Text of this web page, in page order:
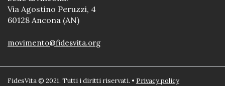
Via Agostino Peruzzi, 4
60128 Ancona (AN)
movimento@fidesvita.org
FidesVita © 2021. Tutti i diritti riservati. • Privacy policy